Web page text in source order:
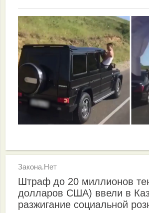
Закона.Нет
Штраф до 20 миллионов
долларов США) ввели в
разжигание социальной